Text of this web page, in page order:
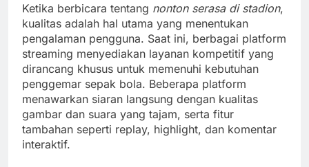
Ketika berbicara tentang nonton serasa di stadion,
kualitas adalah hal utama yang menentukan
pengalaman pengguna. Saat ini, berbagai platform
streaming menyediakan layanan kompetitif yang
dirancang khusus untuk memenuhi kebutuhan
penggemar sepak bola. Beberapa platform
menawarkan siaran langsung dengan kualitas
gambar dan suara yang tajam, serta fitur
tambahan seperti replay, highlight, dan komentar
interaktif.